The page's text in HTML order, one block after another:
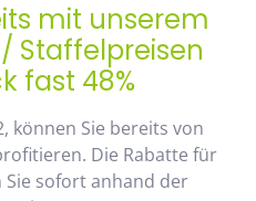
mit unserem
Staffelpreisen
fast 48%
können Sie bereits von
Die Rabatte für
Sie sofort anhand der